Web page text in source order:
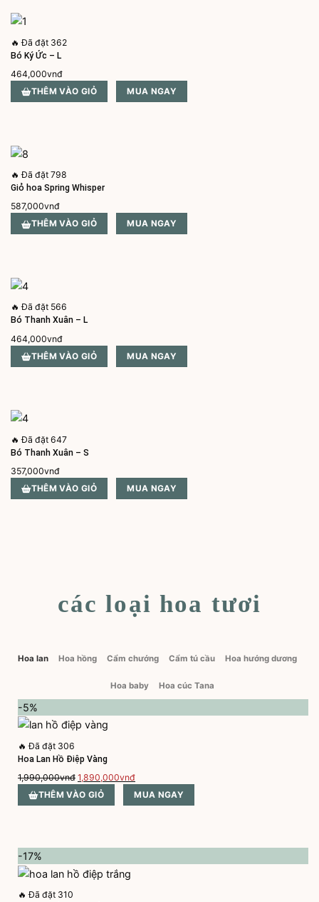
🔥 Đã đặt 362
Bó Ký Ức – L
464,000vnđ
THÊM VÀO GIỎ MUA NGAY
🔥 Đã đặt 798
Giỏ hoa Spring Whisper
587,000vnđ
THÊM VÀO GIỎ MUA NGAY
🔥 Đã đặt 566
Bó Thanh Xuân – L
464,000vnđ
THÊM VÀO GIỎ MUA NGAY
🔥 Đã đặt 647
Bó Thanh Xuân – S
357,000vnđ
THÊM VÀO GIỎ MUA NGAY
các loại hoa tươi
Hoa lan Hoa hồng Cẩm chướng Cẩm tú cầu Hoa hướng dương
Hoa baby Hoa cúc Tana
-5%
🔥 Đã đặt 306
Hoa Lan Hồ Điệp Vàng
1,990,000vnđ Giá
gốc
là:
1,890,000vnđGiá
hiện
tại
THÊM VÀO GIỎ MUA NGAY
-17%
🔥 Đã đặt 310